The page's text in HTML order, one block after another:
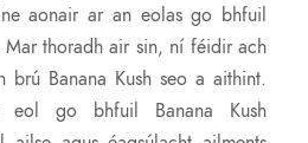
aonair ar an eolas go bhfuil
thoradh air sin, ní féidir ach
brú Banana Kush seo a aithint.
eol go bhfuil Banana Kush